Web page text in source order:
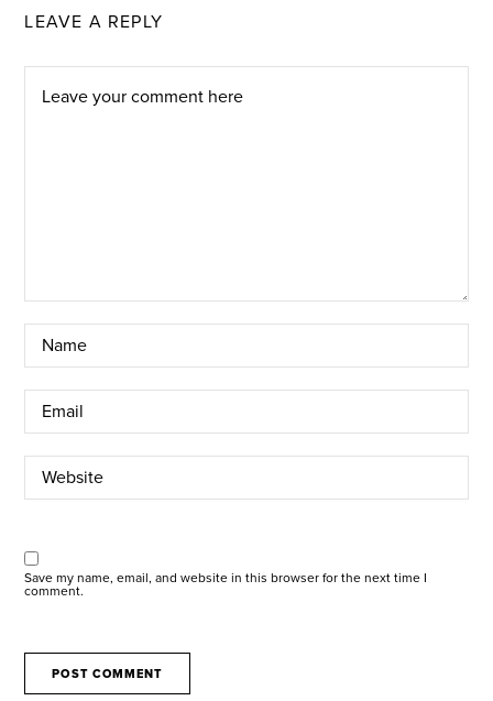
LEAVE A REPLY
Save my name, email, and website in this browser for the next time I
comment.